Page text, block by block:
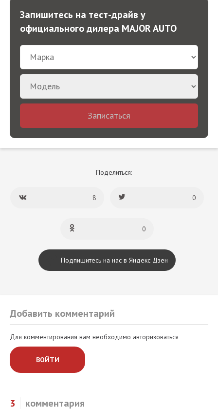
Запишитесь на тест-драйв у
официального дилера MAJOR AUTO
Записаться
Поделиться:
8 0
0
Подпишитесь на нас в Яндекс Дзен
Добавить комментарий
Для комментирования вам необходимо авторизоваться
ВОЙТИ
3 комментария